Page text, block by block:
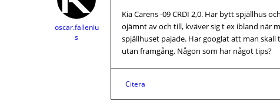
oscar.falleniu
s
Kia Carens -09 CRDI 2,0. Har bytt spjällhus
ojämnt av och till, kväver sig t ex ibland när
spjällhuset pajade. Har googlat att man
utan framgång. Någon som har något tips?
Citera